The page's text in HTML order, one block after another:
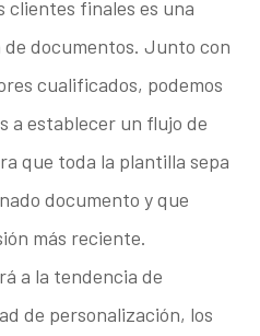
clientes finales es una
de documentos. Junto con
cualificados, podemos
a establecer un flujo de
que toda la plantilla sepa
documento y que
más reciente.
a la tendencia de
de personalización, los